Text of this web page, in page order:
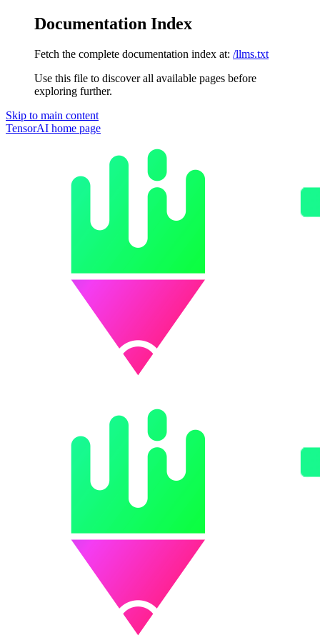
Documentation Index
Fetch the complete documentation index at: /llms.txt
Use this file to discover all available pages before
exploring further.
Skip to main content
TensorAI home page